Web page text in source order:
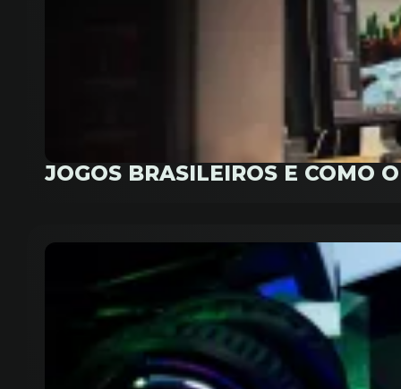
JOGOS BRASILEIROS E COMO